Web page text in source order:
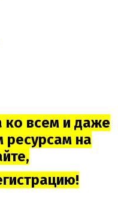
ко всем и даже
ресурсам на